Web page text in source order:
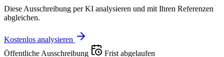
Diese Ausschreibung per KI analysieren und mit Ihren Referenzen
abgleichen.
Kostenlos analysieren
Öffentliche Ausschreibung
Frist abgelaufen